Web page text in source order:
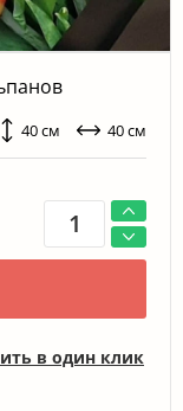
40 см 40 см
в один клик